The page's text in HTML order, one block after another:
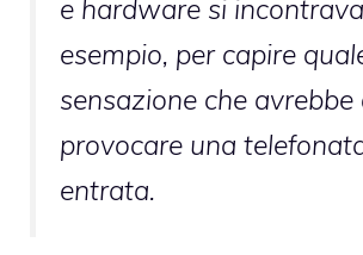
e hardware si
esempio, per capire
sensazione che
provocare una
entrata.